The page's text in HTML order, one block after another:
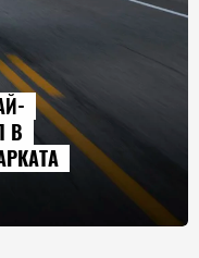
СЕРИАЛИТЕ,
ГЛЕДАМЕ
2026 Г.